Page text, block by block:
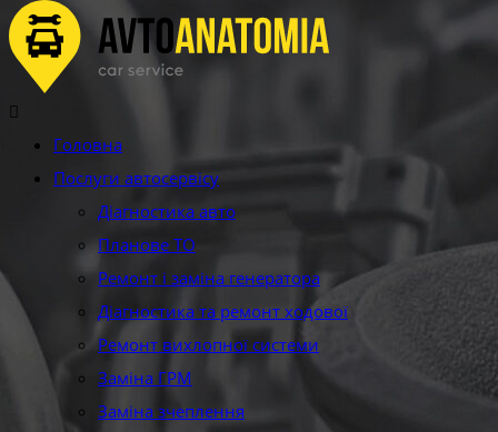
Головна
Послуги автосервісу
Діагностика авто
Планове ТО
Ремонт і заміна генератора
Діагностика та ремонт ходової
Ремонт вихлопної системи
Заміна ГРМ
Заміна зчеплення